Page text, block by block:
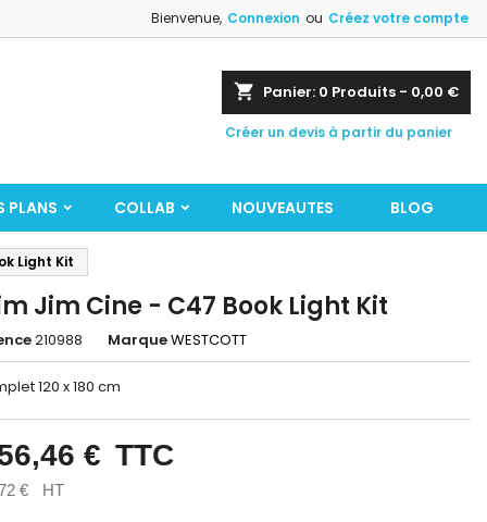
Bienvenue, Connexion ou Créez votre compte
shopping_cart Panier: 0 Produits - 0,00 €
Créer un devis à partir du panier
PLANS COLLAB NOUVEAUTES BLOG
Light Kit
Jim Cine - C47 Book Light Kit
210988 MarqueWESTCOTT
120 x 180 cm
€ TTC
€ HT